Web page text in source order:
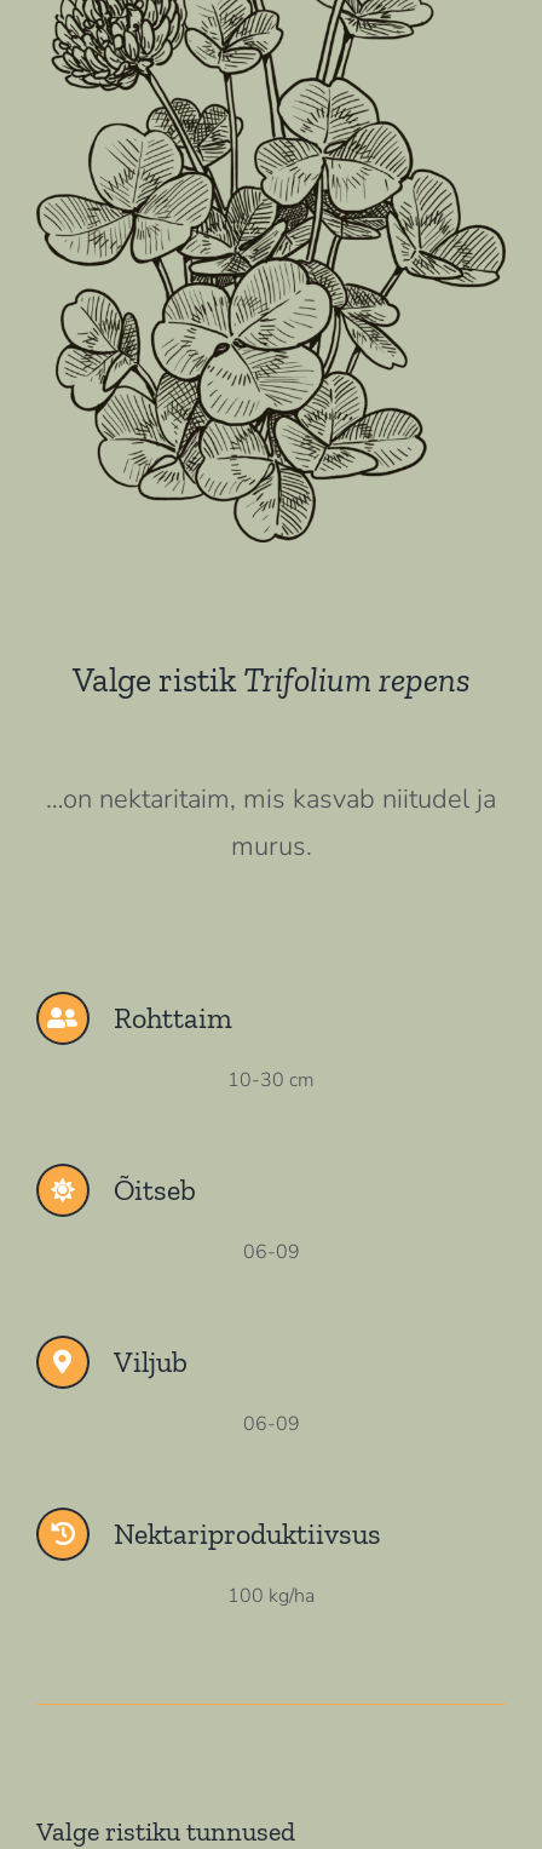
Valge ristikTrifolium repens
…on nektaritaim, mis kasvab niitudel ja
murus.
Rohttaim
10-30 cm
Õitseb
06-09
Viljub
06-09
Nektariproduktiivsus
100 kg/ha
Valge ristiku tunnused